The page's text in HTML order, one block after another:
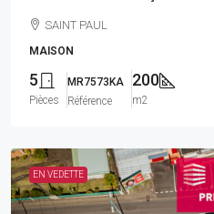
SAINT PAUL
MAISON
5
Pièces
MR7573KA
Référence
200
m2
EN VEDETTE